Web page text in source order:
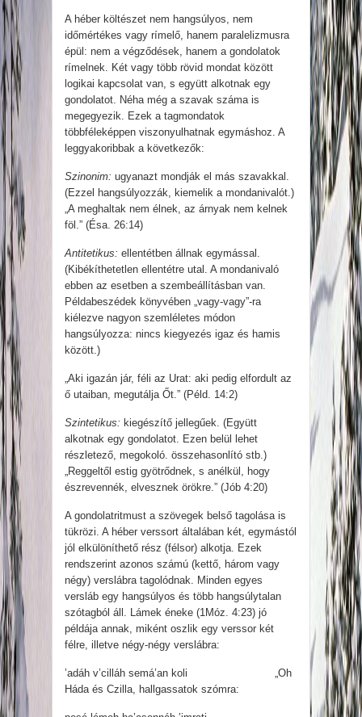
A héber költészet nem hangsúlyos, nem
időmértékes vagy rímelő, hanem paralelizmusra
épül: nem a végződések, hanem a gondolatok
rímelnek. Két vagy több rövid mondat között
logikai kapcsolat van, s együtt alkotnak egy
gondolatot. Néha még a szavak száma is
megegyezik. Ezek a tagmondatok
többféleképpen viszonyulhatnak egymáshoz. A
leggyakoribbak a következők:
Szinonim: ugyanazt mondják el más szavakkal.
(Ezzel hangsúlyozzák, kiemelik a mondanivalót.)
„A meghaltak nem élnek, az árnyak nem kelnek
föl.” (Ésa. 26:14)
Antitetikus: ellentétben állnak egymással.
(Kibékíthetetlen ellentétre utal. A mondanivaló
ebben az esetben a szembeállításban van.
Példabeszédek könyvében „vagy-vagy”-ra
kiélezve nagyon szemléletes módon
hangsúlyozza: nincs kiegyezés igaz és hamis
között.)
„Aki igazán jár, féli az Urat: aki pedig elfordult az
ő utaiban, megutálja Őt.” (Péld. 14:2)
Szintetikus: kiegészítő jellegűek. (Együtt
alkotnak egy gondolatot. Ezen belül lehet
részletező, megokoló. összehasonlító stb.)
„Reggeltől estig gyötrődnek, s anélkül, hogy
észrevennék, elvesznek örökre.” (Jób 4:20)
A gondolatritmust a szövegek belső tagolása is
tükrözi. A héber verssort általában két, egymástól
jól elkülöníthető rész (félsor) alkotja. Ezek
rendszerint azonos számú (kettő, három vagy
négy) verslábra tagolódnak. Minden egyes
versláb egy hangsúlyos és több hangsúlytalan
szótagból áll. Lámek éneke (1Móz. 4:23) jó
példája annak, miként oszlik egy verssor két
félre, illetve négy-négy verslábra:
’adáh v’cilláh semá’an koli „Oh
Háda és Czilla, hallgassatok szómra: